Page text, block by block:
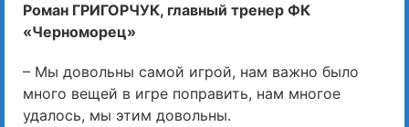
Роман ГРИГОРЧУК, главный тренер ФК
«Черноморец»
– Мы довольны самой игрой, нам важно было
много вещей в игре поправить, нам многое
удалось, мы этим довольны.